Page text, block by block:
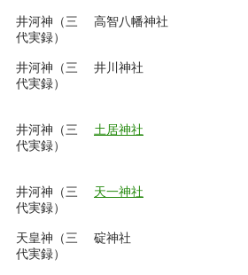
井河神（三
代実録）
高智八幡神社
井河神（三
代実録）
井川神社
井河神（三
代実録）
土居神社
井河神（三
代実録）
天一神社
天皇神（三
代実録）
碇神社